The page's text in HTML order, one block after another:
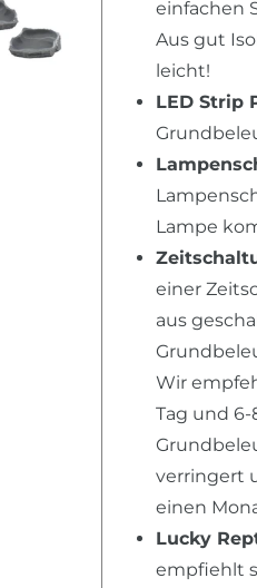
einfachen
Aus gut
leicht!
LED Strip
Lampe
einer
aus
Wir
Tag und
verringert
einen
Lucky
empfiehlt